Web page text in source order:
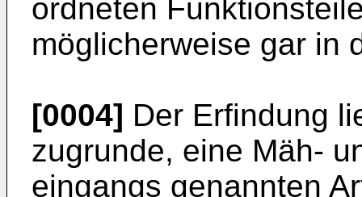
ordneten
möglicher­weise gar in
[0004] Der Erfindung
zugrunde, eine Mäh-
eingangs genannten